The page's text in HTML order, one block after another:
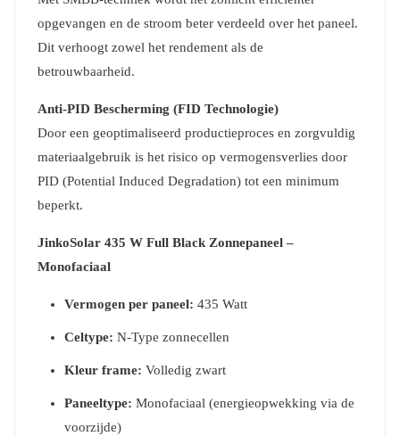
opgevangen en de stroom beter verdeeld over het paneel.
Dit verhoogt zowel het rendement als de
betrouwbaarheid.
Anti-PID Bescherming (FID Technologie)
Door een geoptimaliseerd productieproces en zorgvuldig
materiaalgebruik is het risico op vermogensverlies door
PID (Potential Induced Degradation) tot een minimum
beperkt.
JinkoSolar 435 W Full Black Zonnepaneel –
Monofaciaal
Vermogen per paneel: 435 Watt
Celtype: N-Type zonnecellen
Kleur frame: Volledig zwart
Paneeltype: Monofaciaal (energieopwekking via de
voorzijde)